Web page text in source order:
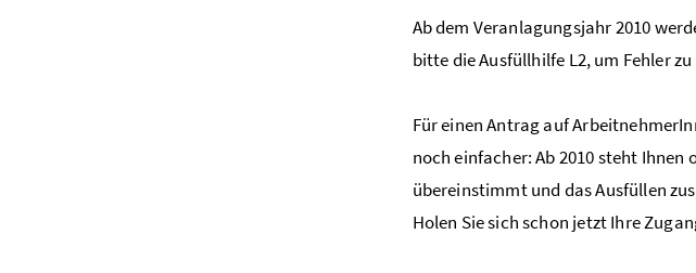
Ab dem Veranlagungsjahr 2010
bitte die Ausfüllhilfe L2, um Fehler
Für einen Antrag auf
noch einfacher: Ab 2010 steht
übereinstimmt und das Ausfüllen
Holen Sie sich schon jetzt Ihre